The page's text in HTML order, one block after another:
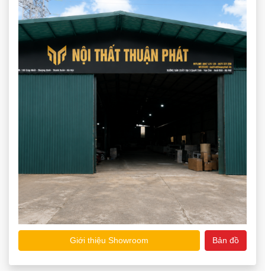
Giới thiệu Showroom Bản đồ